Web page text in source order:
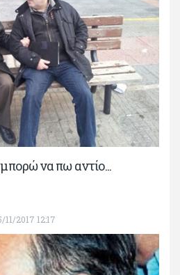
να πω αντίο...
11/2017 12:17